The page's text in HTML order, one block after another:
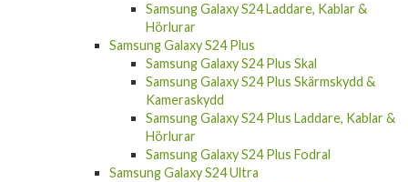
Samsung Galaxy S24 Laddare, Kablar &
Hörlurar
Samsung Galaxy S24 Plus
Samsung Galaxy S24 Plus Skal
Samsung Galaxy S24 Plus Skärmskydd &
Kameraskydd
Samsung Galaxy S24 Plus Laddare, Kablar &
Hörlurar
Samsung Galaxy S24 Plus Fodral
Samsung Galaxy S24 Ultra